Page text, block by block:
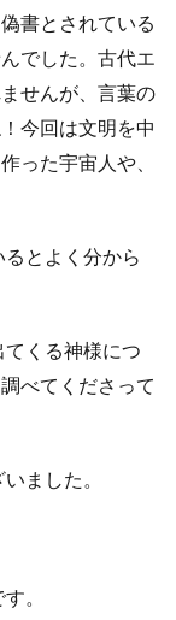
書とされている
でした。古代エ
せんが、言葉の
今回は文明を中
った宇宙人や、
とよく分から
くる神様につ
べてくださって
ました。
。